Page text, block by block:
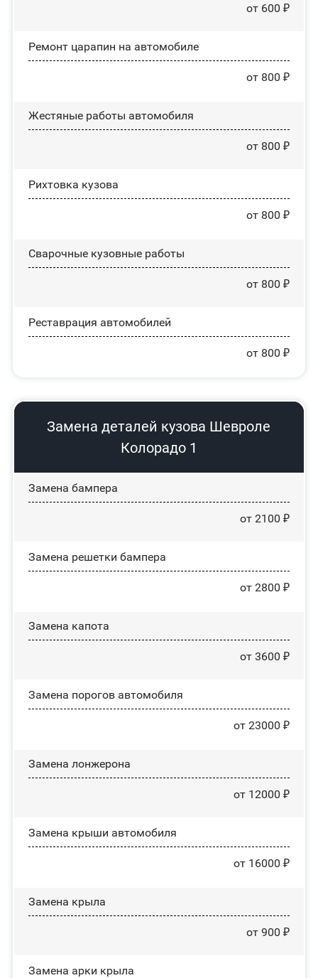
от 600 ₽
Ремонт царапин на автомобиле
от 800 ₽
Жестяные работы автомобиля
от 800 ₽
Рихтовка кузова
от 800 ₽
Сварочные кузовные работы
от 800 ₽
Реставрация автомобилей
от 800 ₽
Замена деталей кузова Шевроле
Колорадо 1
Замена бампера
от 2100 ₽
Замена решетки бампера
от 2800 ₽
Замена капота
от 3600 ₽
Замена порогов автомобиля
от 23000 ₽
Замена лонжерона
от 12000 ₽
Замена крыши автомобиля
от 16000 ₽
Замена крыла
от 900 ₽
Замена арки крыла